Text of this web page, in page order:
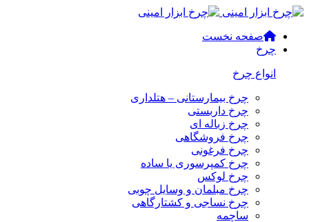
صفحه نخست
چرخ
انواع چرخ
چرخ بیمارستانی – هتلداری
چرخ داربستی
چرخ زباله ای
چرخ فروشگاهی
چرخ فرغونی
چرخ کمپرسوری یا ساده
چرخ لوکس
چرخ مبلمان و وسایل چوبی
چرخ نساجی و کشتارگاهی
ساچمه